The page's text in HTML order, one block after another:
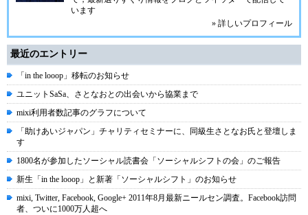
います
» 詳しいプロフィール
最近のエントリー
「in the looop」移転のお知らせ
ユニットSaSa、さとなおとの出会いから協業まで
mixi利用者数記事のグラフについて
「助けあいジャパン」チャリティセミナーに、同級生さとなお氏と登壇しま
す
1800名が参加したソーシャル読書会「ソーシャルシフトの会」のご報告
新生「in the looop」と新著「ソーシャルシフト」のお知らせ
mixi, Twitter, Facebook, Google+ 2011年8月最新ニールセン調査。Facebook訪問
者、ついに1000万人超へ